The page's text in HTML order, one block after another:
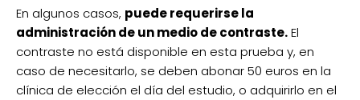
En algunos casos, puede requerirse la
administración de un medio de contraste.El
contraste no está disponible en esta prueba y, en
caso de necesitarlo, se deben abonar 50 euros en la
clínica de elección el día del estudio, o adquirirlo en el